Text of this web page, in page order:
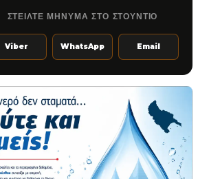
ΣΤΕΙΛΤΕ ΜΗΝΥΜΑ ΣΤΟ ΣΤΟΥΝΤΙΟ
Viber WhatsApp Email